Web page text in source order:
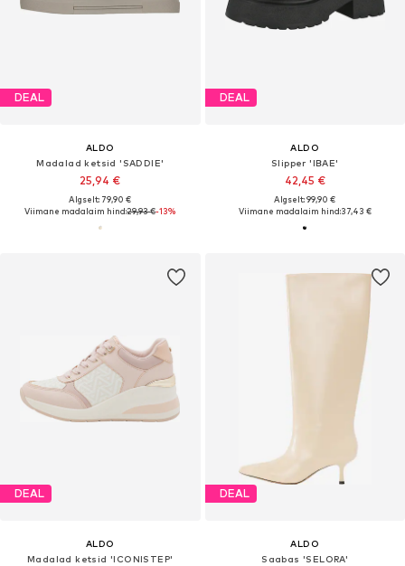
DEAL
ALDO
Madalad ketsid 'SADDIE'
25,94 €
Algselt: 79,90 €
Viimane madalaim hind:29,93 €-13%
DEAL
ALDO
Slipper 'IBAE'
42,45 €
Algselt: 99,90 €
Viimane madalaim hind:37,43 €
DEAL
ALDO
Madalad ketsid 'ICONISTEP'
DEAL
ALDO
Saabas 'SELORA'